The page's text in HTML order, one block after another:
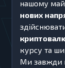
нашому
нових
курсу та
Ми завжди